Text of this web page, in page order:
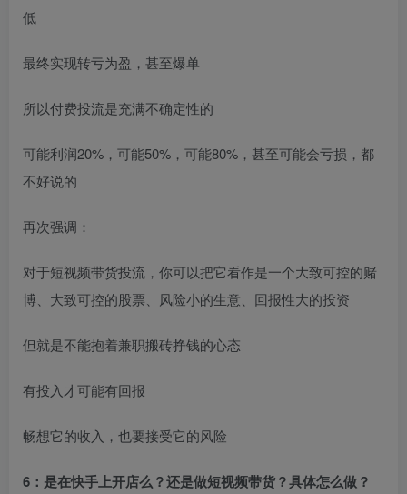
低
最终实现转亏为盈，甚至爆单
所以付费投流是充满不确定性的
可能利润20%，可能50%，可能80%，甚至可能会亏损，都
不好说的
再次强调：
对于短视频带货投流，你可以把它看作是一个大致可控的赌
博、大致可控的股票、风险小的生意、回报性大的投资
但就是不能抱着兼职搬砖挣钱的心态
有投入才可能有回报
畅想它的收入，也要接受它的风险
6：是在快手上开店么？还是做短视频带货？具体怎么做？